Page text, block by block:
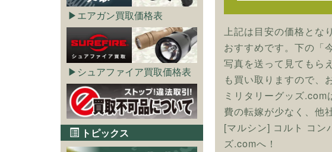
上記は目安の価格とな
おすすめです。下の「
写真を送って見てもら
も買い取りますので、
ミリタリーグッズ
費の転嫁が少なく、他
[マルシン] コルト コン
ズ.comへ！
エアガン買取価格表
シュアファイア買取価格表
トピックス